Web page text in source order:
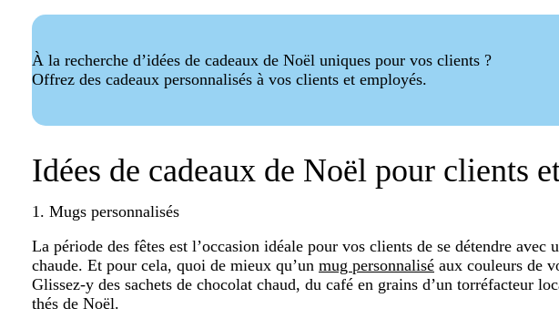
À la recherche d’idées de cadeaux de Noël uniques pour vos clients ?
Offrez des cadeaux personnalisés à vos clients et employés.
Idées de cadeaux de Noël pour clients
1. Mugs personnalisés
La période des fêtes est l’occasion idéale pour vos clients de se détendre avec
chaude. Et pour cela, quoi de mieux qu’un mug personnalisé aux couleurs de
Glissez-y des sachets de chocolat chaud, du café en grains d’un torréfacteur
thés de Noël.